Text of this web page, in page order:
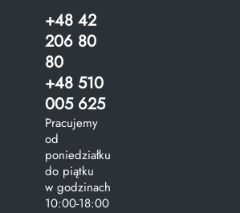
+48 42
206 80
80
+48 510
005 625
Pracujemy
od
poniedziałku
do piątku
w godzinach
10:00-18:00